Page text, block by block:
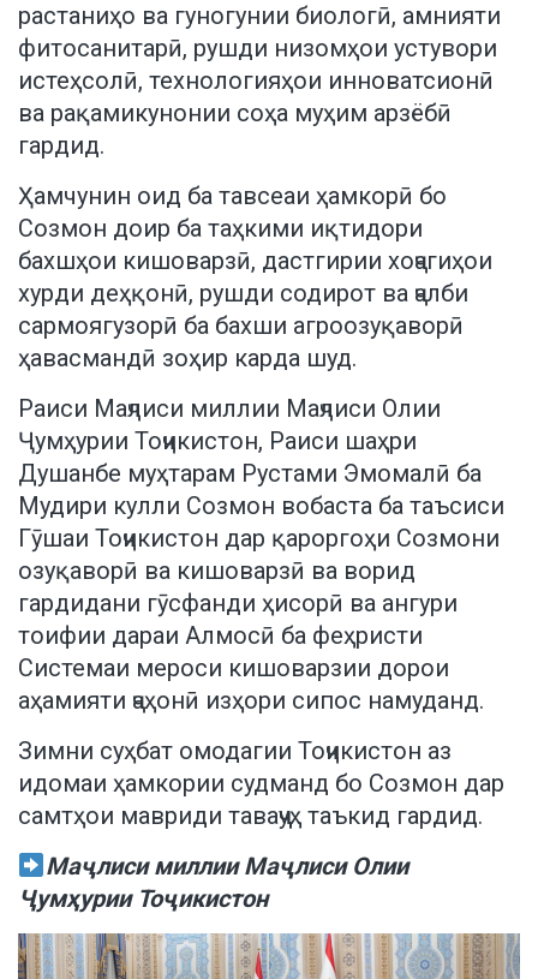
растаниҳо ва гуногунии биологӣ, амнияти
фитосанитарӣ, рушди низомҳои устувори
истеҳсолӣ, технологияҳои инноватсионӣ
ва рақамикунонии соҳа муҳим арзёбӣ
гардид.
Ҳамчунин оид ба тавсеаи ҳамкорӣ бо
Созмон доир ба таҳкими иқтидори
бахшҳои кишоварзӣ, дастгирии хоҷагиҳои
хурди деҳқонӣ, рушди содирот ва ҷалби
сармоягузорӣ ба бахши агроозуқаворӣ
ҳавасмандӣ зоҳир карда шуд.
Раиси Маҷлиси миллии Маҷлиси Олии
Ҷумҳурии Тоҷикистон, Раиси шаҳри
Душанбе муҳтарам Рустами Эмомалӣ ба
Мудири кулли Созмон вобаста ба таъсиси
Гӯшаи Тоҷикистон дар қароргоҳи Созмони
озуқаворӣ ва кишоварзӣ ва ворид
гардидани гӯсфанди ҳисорӣ ва ангури
тоифии дараи Алмосӣ ба феҳристи
Системаи мероси кишоварзии дорои
аҳамияти ҷаҳонӣ изҳори сипос намуданд.
Зимни суҳбат омодагии Тоҷикистон аз
идомаи ҳамкории судманд бо Созмон дар
самтҳои мавриди таваҷҷуҳ таъкид гардид.
Маҷлиси миллии Маҷлиси Олии
Ҷумҳурии Тоҷикистон